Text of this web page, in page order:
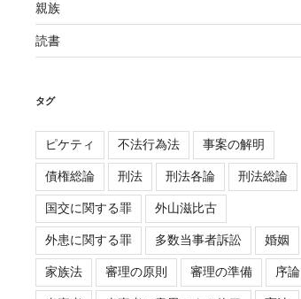
親族
読書
タグ
ピケティ 不法行為法 事案の解明
債権総論 刑法 刑法各論 刑法総論
国交に関する罪 外山滋比古
外患に関する罪 多数当事者訴訟 婚姻
家族法 審理の原則 審理の準備 序論